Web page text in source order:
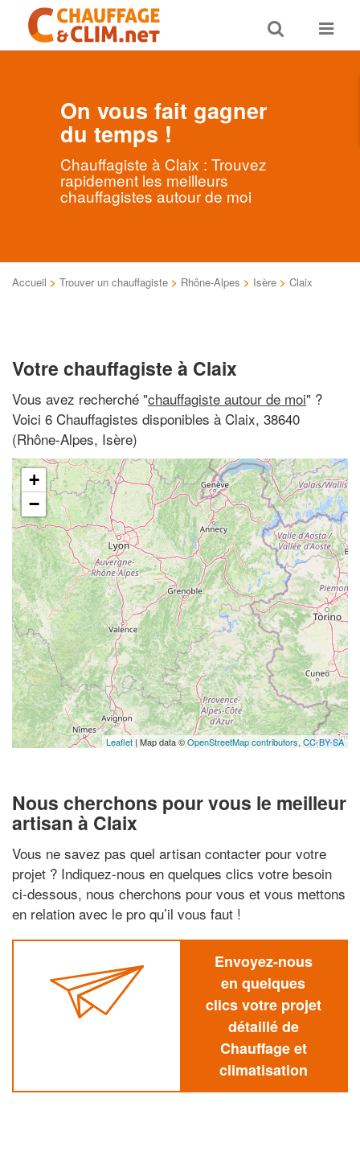
Toggle
search
Toggle
On vous fait gagner
du temps !
Chauffagiste à Claix : Trouvez
rapidement les meilleurs
chauffagistes autour de moi
Accueil > Trouver un chauffagiste > Rhône-Alpes > Isère > Claix
Votre chauffagiste à Claix
Vous avez recherché "chauffagiste autour de moi" ?
Voici 6 Chauffagistes disponibles à Claix, 38640
(Rhône-Alpes, Isère)
+
−
Leaflet| Map data ©OpenStreetMap contributors, CC-BY-SA
Nous cherchons pour vous le meilleur
artisan à Claix
Vous ne savez pas quel artisan contacter pour votre
projet ? Indiquez-nous en quelques clics votre besoin
ci-dessous, nous cherchons pour vous et vous mettons
en relation avec le pro qu’il vous faut !
Envoyez-nous
en quelques
clics votre projet
détaillé de
Chauffage et
climatisation